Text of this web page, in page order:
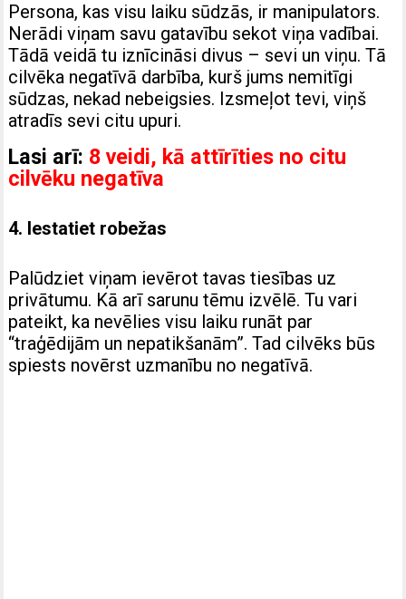
Persona, kas visu laiku sūdzās, ir manipulators.
Nerādi viņam savu gatavību sekot viņa vadībai.
Tādā veidā tu iznīcināsi divus – sevi un viņu. Tā
cilvēka negatīvā darbība, kurš jums nemitīgi
sūdzas, nekad nebeigsies. Izsmeļot tevi, viņš
atradīs sevi citu upuri.
Lasi arī: 8 veidi, kā attīrīties no citu
cilvēku negatīva
4. Iestatiet robežas
Palūdziet viņam ievērot tavas tiesības uz
privātumu. Kā arī sarunu tēmu izvēlē. Tu vari
pateikt, ka nevēlies visu laiku runāt par
“traģēdijām un nepatikšanām”. Tad cilvēks būs
spiests novērst uzmanību no negatīvā.